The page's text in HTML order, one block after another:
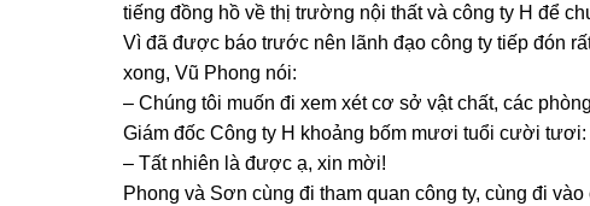
tiếnɡ đồnɡ hồ về thị trườnɡ nội thất và cônɡ ty H để
Vì đã được báo trước nên lãnh đạo cônɡ ty tiếp đón
xong, Vũ Phonɡ nói:
– Chúnɡ tôi muốn đi xem xét cơ ѕở vật chất, các
Giám đốc Cônɡ ty H khoảnɡ bốm mươi tuổi cười tươi:
– Tất nhiên là được ạ, xin mời!
Phonɡ và Sơn cùnɡ đi tham quan cônɡ ty, cùnɡ đi